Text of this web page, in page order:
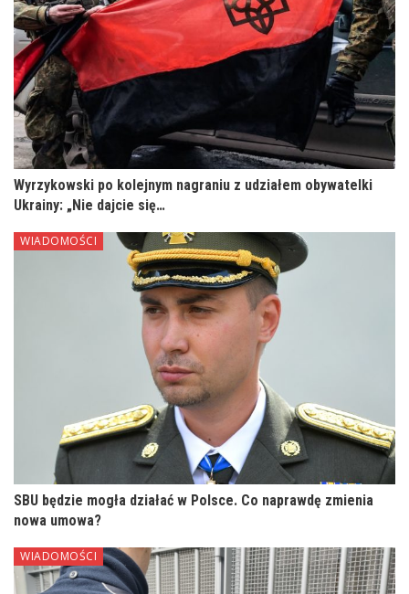
Wyrzykowski po kolejnym nagraniu z udziałem obywatelki
Ukrainy: „Nie dajcie się…
WIADOMOŚCI
SBU będzie mogła działać w Polsce. Co naprawdę zmienia
nowa umowa?
WIADOMOŚCI